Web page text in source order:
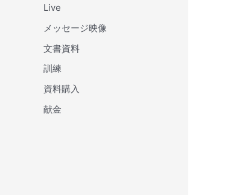
Live
メッセージ映像
文書資料
訓練
資料購入
献金